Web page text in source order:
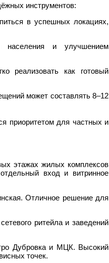
инструментов:
в успешных локациях,
населения и улучшением
реализовать как готовый
может составлять 8–12
приоритетом для частных и
этажах жилых комплексов
вход и витринное
Отличное решение для
ритейла и заведений
Дубровка и МЦК. Высокий
точек.